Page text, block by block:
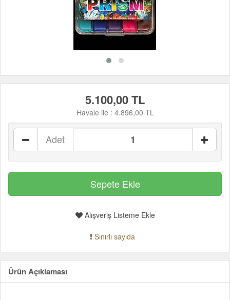
5.100,00 TL
Havale ile : 4.896,00 TL
Adet
Alışveriş Listeme Ekle
Sınırlı sayıda
Ürün Açıklaması